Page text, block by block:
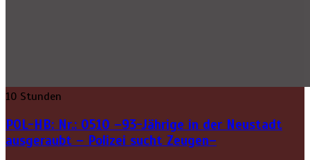
10 Stunden
POL-HB: Nr.: 0510 –93-Jährige in der Neustadt
ausgeraubt – Polizei sucht Zeugen–